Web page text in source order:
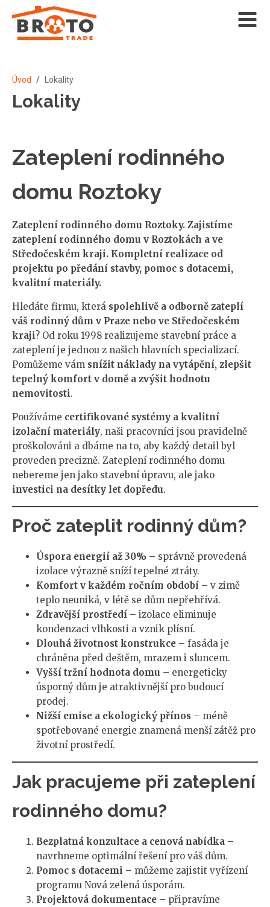
Úvod / Lokality
Lokality
Zateplení rodinného
domu Roztoky
Zateplení rodinného domu Roztoky. Zajistíme
zateplení rodinného domu v Roztokách a ve
Středočeském kraji. Kompletní realizace od
projektu po předání stavby, pomoc s dotacemi,
kvalitní materiály.
Hledáte firmu, která spolehlivě a odborně zateplí
váš rodinný dům v Praze nebo ve Středočeském
kraji ? Od roku 1998 realizujeme stavební práce a
zateplení je jednou z našich hlavních specializací.
Pomůžeme vám snížit náklady na vytápění, zlepšit
tepelný komfort v domě a zvýšit hodnotu
nemovitosti.
Používáme certifikované systémy a kvalitní
izolační materiály, naši pracovníci jsou pravidelně
proškolováni a dbáme na to, aby každý detail byl
proveden precizně. Zateplení rodinného domu
nebereme jen jako stavební úpravu, ale jako
investici na desítky let dopředu.
Proč zateplit rodinný dům?
Úspora energií až 30% – správně provedená
izolace výrazně sníží tepelné ztráty.
Komfort v každém ročním období – v zimě
teplo neuniká, v létě se dům nepřehřívá.
Zdravější prostředí – izolace eliminuje
kondenzaci vlhkosti a vznik plísní.
Dlouhá životnost konstrukce – fasáda je
chráněna před deštěm, mrazem i sluncem.
Vyšší tržní hodnota domu – energeticky
úsporný dům je atraktivnější pro budoucí
prodej.
Nižší emise a ekologický přínos – méně
spotřebované energie znamená menší zátěž pro
životní prostředí.
Jak pracujeme při zateplení
rodinného domu?
Bezplatná konzultace a cenová nabídka –
navrhneme optimální řešení pro váš dům.
Pomoc s dotacemi – můžeme zajistit vyřízení
programu Nová zelená úsporám.
Projektová dokumentace – připravíme